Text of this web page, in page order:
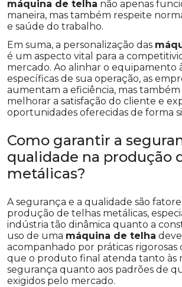
máquina de telha não apenas
maneira, mas também respeite
e saúde do trabalho.
Em suma, a personalização das
é um aspecto vital para a
mercado. Ao alinhar o equipamento
específicas de sua operação, as
aumentam a eficiência, mas
melhorar a satisfação do cliente e
oportunidades oferecidas de forma
Como garantir a
qualidade na produção
metálicas?
A segurança e a qualidade são
produção de telhas metálicas,
indústria tão dinâmica quanto a
uso de uma máquina de telha
acompanhado por práticas rigorosas
que o produto final atenda tanto às
segurança quanto aos padrões de
exigidos pelo mercado.